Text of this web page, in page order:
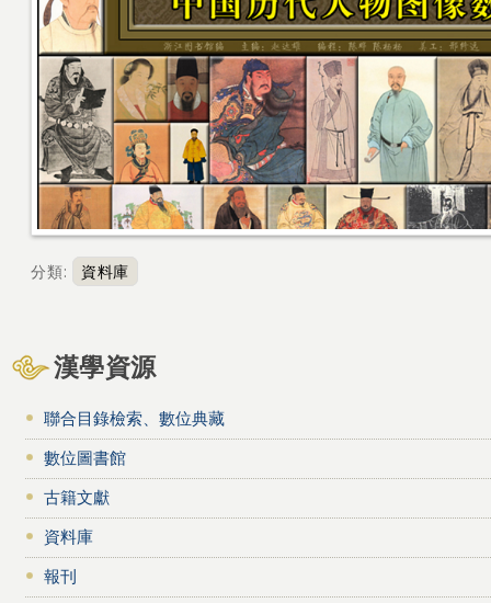
分類: 資料庫
漢學資源
聯合目錄檢索、數位典藏
數位圖書館
古籍文獻
資料庫
報刊